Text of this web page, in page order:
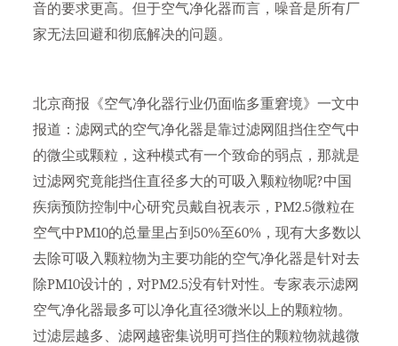
音的要求更高。但于空气净化器而言，噪音是所有厂
家无法回避和彻底解决的问题。
北京商报《空气净化器行业仍面临多重窘境》一文中
报道：滤网式的空气净化器是靠过滤网阻挡住空气中
的微尘或颗粒，这种模式有一个致命的弱点，那就是
过滤网究竟能挡住直径多大的可吸入颗粒物呢?中国
疾病预防控制中心研究员戴自祝表示，PM2.5微粒在
空气中PM10的总量里占到50%至60%，现有大多数以
去除可吸入颗粒物为主要功能的空气净化器是针对去
除PM10设计的，对PM2.5没有针对性。专家表示滤网
空气净化器最多可以净化直径3微米以上的颗粒物。
过滤层越多、滤网越密集说明可挡住的颗粒物就越微